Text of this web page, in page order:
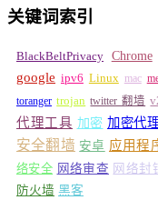
关键词索引
BlackBeltPrivacy Chrome
google ipv6 Linux mac
toranger trojan twitter 翻墙
代理工具 加密 加密代
安全翻墙 安卓 应用程
络安全 网络审查 网络封
防火墙 黑客